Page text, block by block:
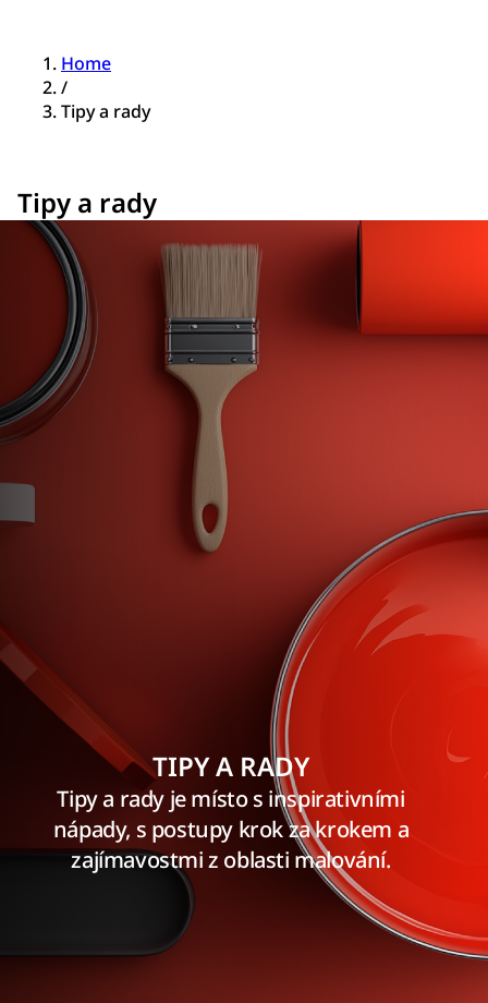
Home
/
Tipy a rady
Tipy a rady
TIPY A RADY
Tipy a rady je místo s inspirativními
nápady, s postupy krok za krokem a
zajímavostmi z oblasti malování.